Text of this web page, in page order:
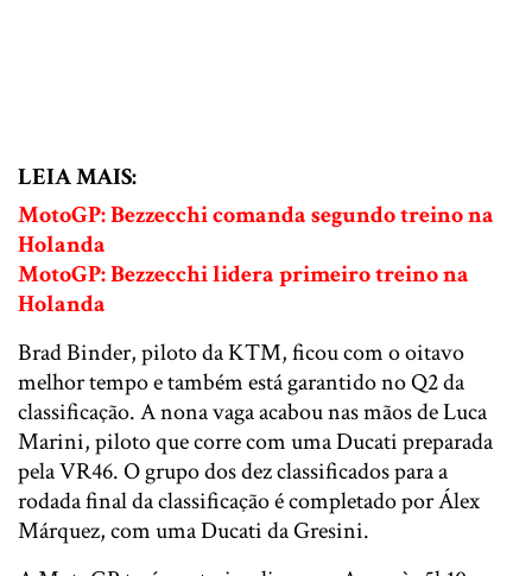
LEIA MAIS:
MotoGP: Bezzecchi comanda segundo treino na
Holanda
MotoGP: Bezzecchi lidera primeiro treino na
Holanda
Brad Binder, piloto da KTM, ficou com o oitavo
melhor tempo e também está garantido no Q2 da
classificação. A nona vaga acabou nas mãos de Luca
Marini, piloto que corre com uma Ducati preparada
pela VR46. O grupo dos dez classificados para a
rodada final da classificação é completado por Álex
Márquez, com uma Ducati da Gresini.